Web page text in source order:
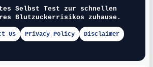
Selbst Test zur schnellen
Blutzuckerrisikos zuhause.
Us Privacy Policy Disclaimer